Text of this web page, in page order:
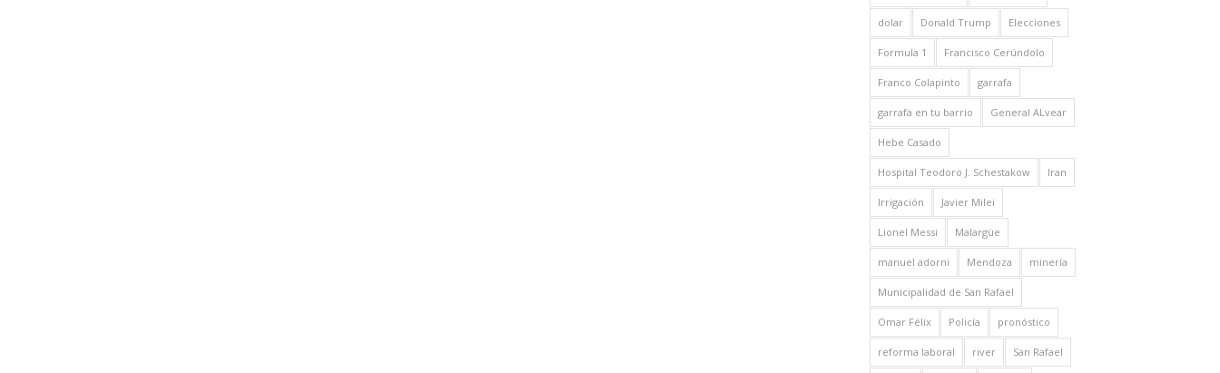
dolar Donald Trump Elecciones
Formula 1 Francisco Cerúndolo
Franco Colapinto garrafa
garrafa en tu barrio General ALvear
Hebe Casado
Hospital Teodoro J. Schestakow Iran
Irrigación Javier Milei
Lionel Messi Malargüe
manuel adorni Mendoza minería
Municipalidad de San Rafael
Omar Félix Policía pronóstico
reforma laboral river San Rafael